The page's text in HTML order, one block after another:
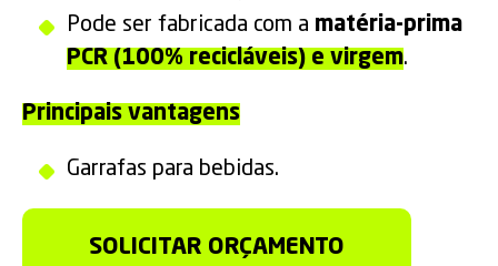
Pode ser fabricada com a matéria-prima
PCR (100% recicláveis) e virgem.
Principais vantagens
Garrafas para bebidas.
SOLICITAR ORÇAMENTO